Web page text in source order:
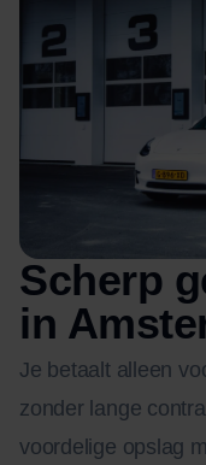
Scherp
in
Je betaalt alleen
zonder lange
voordelige opslag